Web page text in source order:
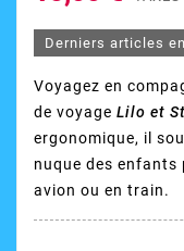
Derniers articles
Voyagez en
de voyage Lilo et
ergonomique, il
nuque des enfants
avion ou en train.